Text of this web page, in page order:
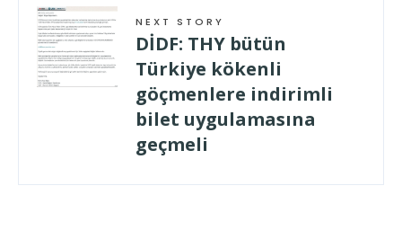
NEXT STORY
DİDF: THY bütün
Türkiye kökenli
göçmenlere indirimli
bilet uygulamasına
geçmeli